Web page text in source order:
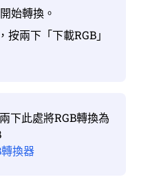
始轉換。
按兩下「下載RGB」
下此處將RGB轉換為
換器